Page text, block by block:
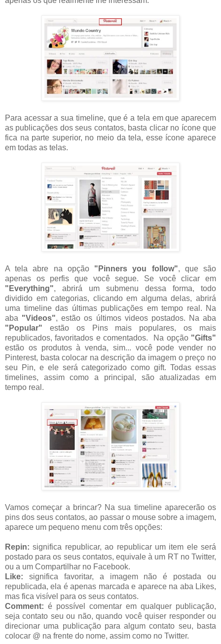
Para acessar a sua timeline, que é a tela em que aparecem
as publicações dos seus contatos, basta clicar no ícone que
fica na parte superior, no meio da tela, esse ícone aparece
em todas as telas.
A tela abre na opção "Pinners you follow", que são
apenas os perfis que você segue. Se você clicar em
"Everything", abrirá um submenu dessa forma, todo
dividido em categorias, clicando em alguma delas, abrirá
uma timeline das últimas publicações em tempo real. Na
aba "Videos", estão os últimos videos postados. Na aba
"Popular" estão os Pins mais populares, os mais
republicados, favoritados e comentados. Na opção "Gifts"
estão os produtos à venda, sim... você pode vender no
Pinterest, basta colocar na descrição da imagem o preço no
seu Pin, e ele será categorizado como gift. Todas essas
timelines, assim como a principal, são atualizadas em
tempo real.
Vamos começar a brincar? Na sua timeline aparecerão os
pins dos seus contatos, ao passar o mouse sobre a imagem,
aparece um pequeno menu com três opções:
Repin: significa republicar, ao republicar um item ele será
postado para os seus contatos, equivale à um RT no Twitter,
ou a um Compartilhar no Facebook.
Like: significa favoritar, a imagem não é postada ou
republicada, ela é apenas marcada e aparece na aba Likes,
mas fica visível para os seus contatos.
Comment: é possível comentar em qualquer publicação,
seja contato seu ou não, quando você quiser responder ou
direcionar uma publicação para algum contato seu, basta
colocar @ na frente do nome, assim como no Twitter.